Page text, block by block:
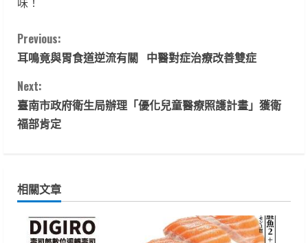
C
o
n
t
n
Previous:
耳鳴竟與胃食道逆流有關 中醫對症治療改善雙症
Next:
臺南市政府衛生局辦理「優化兒童醫療照護計畫」獲衛
福部肯定
相關文章